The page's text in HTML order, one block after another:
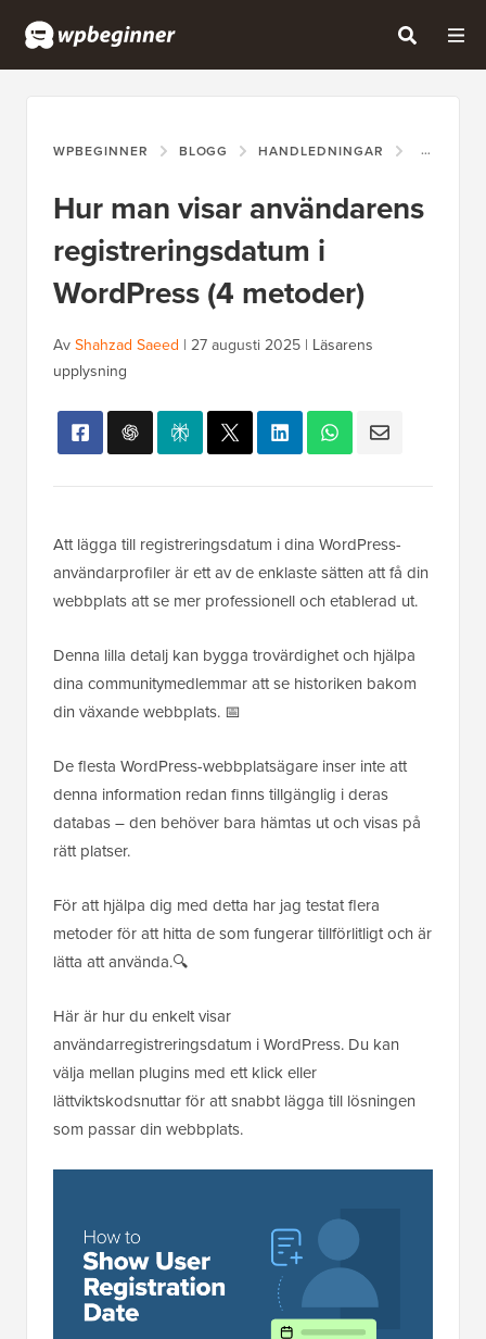
WPBEGINNER BLOGG HANDLEDNINGAR HUR
Hur man visar användarens
registreringsdatum i
WordPress (4 metoder)
Av Shahzad Saeed | 27 augusti 2025 | Läsarens
upplysning
Att lägga till registreringsdatum i dina WordPress-
användarprofiler är ett av de enklaste sätten att få din
webbplats att se mer professionell och etablerad ut.
Denna lilla detalj kan bygga trovärdighet och hjälpa
dina communitymedlemmar att se historiken bakom
din växande webbplats. 📅
De flesta WordPress-webbplatsägare inser inte att
denna information redan finns tillgänglig i deras
databas – den behöver bara hämtas ut och visas på
rätt platser.
För att hjälpa dig med detta har jag testat flera
metoder för att hitta de som fungerar tillförlitligt och är
lätta att använda.🔍
Här är hur du enkelt visar
användarregistreringsdatum i WordPress. Du kan
välja mellan plugins med ett klick eller
lättviktskodsnuttar för att snabbt lägga till lösningen
som passar din webbplats.